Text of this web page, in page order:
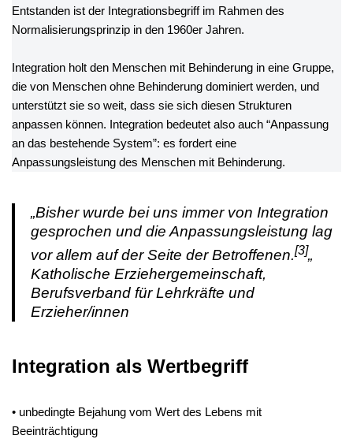
Entstanden ist der Integrationsbegriff im Rahmen des
Normalisierungsprinzip in den 1960er Jahren.
Integration holt den Menschen mit Behinderung in eine Gruppe,
die von Menschen ohne Behinderung dominiert werden, und
unterstützt sie so weit, dass sie sich diesen Strukturen
anpassen können. Integration bedeutet also auch “Anpassung
an das bestehende System”: es fordert eine
Anpassungsleistung des Menschen mit Behinderung.
„Bisher wurde bei uns immer von Integration
gesprochen und die Anpassungsleistung lag
vor allem auf der Seite der Betroffenen.[3]„
Katholische Erziehergemeinschaft,
Berufsverband für Lehrkräfte und
Erzieher/innen
Integration als Wertbegriff
• unbedingte Bejahung vom Wert des Lebens mit
Beeinträchtigung